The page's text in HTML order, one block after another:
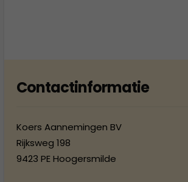
Contactinformatie
Koers Aannemingen BV
Rijksweg 198
9423 PE Hoogersmilde